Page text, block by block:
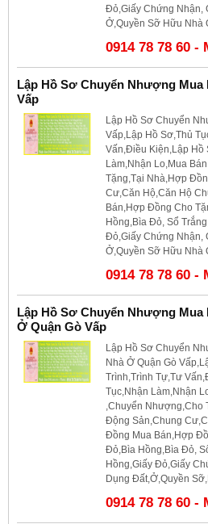
Đỏ,Giấy Chứng Nhận,
Ở,Quyền Sỡ Hữu Nhà
0914 78 78 60 -
Lập Hồ Sơ Chuyển Nhượng Mua
Vấp
Lập Hồ Sơ Chuyển
Vấp,Lập Hồ Sơ,Thủ
Vấn,Điều Kiện,Lập Hồ
Làm,Nhận Lo,Mua
Tặng,Tại Nhà,Hợp
Cư,Căn Hộ,Căn Hộ
Bán,Hợp Đồng Cho
Hồng,Bìa Đỏ, Sổ
Đỏ,Giấy Chứng Nhận,
Ở,Quyền Sỡ Hữu Nhà
0914 78 78 60 -
Lập Hồ Sơ Chuyển Nhượng
Ở Quận Gò Vấp
Lập Hồ Sơ Chuyển
Nhà Ở Quận Gò
Trình,Trình Tự,Tư
Tục,Nhận Làm,Nhận
,Chuyển Nhượng,Cho
Động Sản,Chung
Đồng Mua Bán,Hợp
Đỏ,Bìa Hồng,Bìa Đỏ,
Hồng,Giấy Đỏ,Giấy
Dụng Đất,Ở,Quyền
0914 78 78 60 -